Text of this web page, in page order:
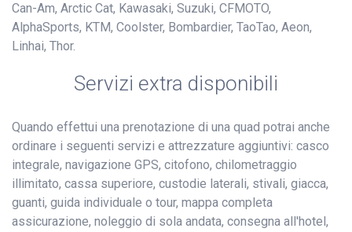
Can-Am, Arctic Cat, Kawasaki, Suzuki, CFMOTO,
AlphaSports, KTM, Coolster, Bombardier, TaoTao, Aeon,
Linhai, Thor.
Servizi extra disponibili
Quando effettui una prenotazione di una quad potrai anche
ordinare i seguenti servizi e attrezzature aggiuntivi: casco
integrale, navigazione GPS, citofono, chilometraggio
illimitato, cassa superiore, custodie laterali, stivali, giacca,
guanti, guida individuale o tour, mappa completa
assicurazione, noleggio di sola andata, consegna all'hotel,